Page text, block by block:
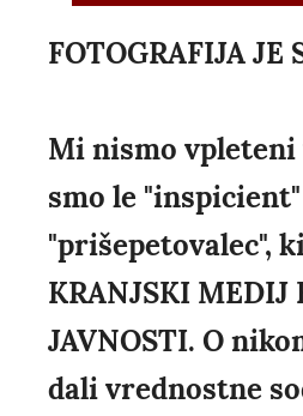
FOTOGRAFIJA JE
Mi nismo vpleteni
smo le
"prišepetovalec",
KRANJSKI MEDIJ
JAVNOSTI. O
dali vrednostne